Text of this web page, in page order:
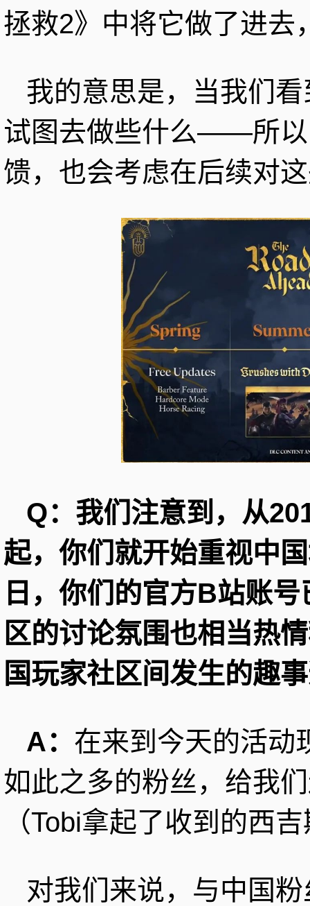
拯救2》中将它做了进去
我的意思是，当我们
试图去做些什么——所以
馈，也会考虑在后续对
Q：我们注意到，从
起，你们就开始重视中
日，你们的官方B站账
区的讨论氛围也相当热
国玩家社区间发生的趣
A： 在来到今天的活动
如此之多的粉丝，给我
（Tobi拿起了收到的西
对我们来说，与中国